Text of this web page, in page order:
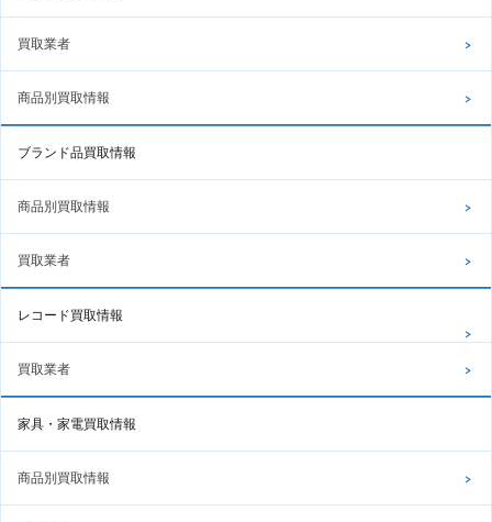
買取業者
商品別買取情報
ブランド品買取情報
商品別買取情報
買取業者
レコード買取情報
買取業者
家具・家電買取情報
商品別買取情報